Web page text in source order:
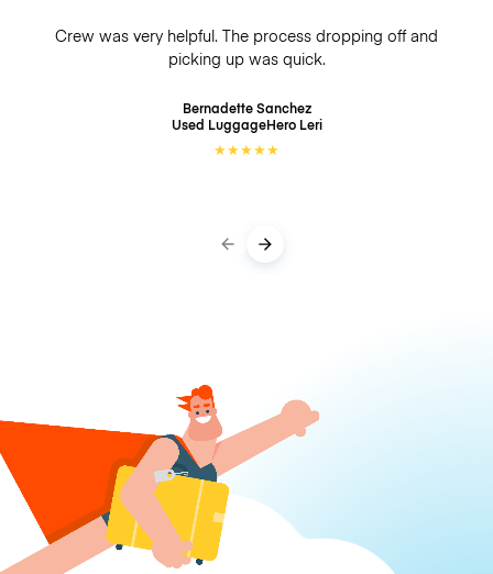
Crew was very helpful. The process dropping off and
picking up was quick.
Bernadette Sanchez
Used LuggageHero Leri
★★★★★